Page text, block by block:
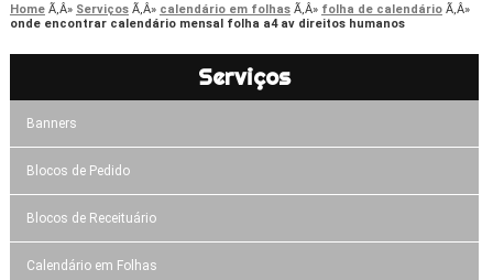
Home Serviços calendário em folhas
folha de calendário
onde encontrar calendário mensal folha a4 av direitos humanos
Serviços
Banners
Blocos de Pedido
Blocos de Receituário
Calendário em Folhas